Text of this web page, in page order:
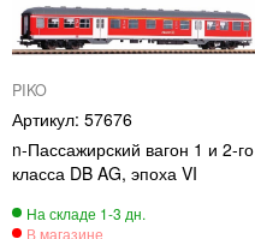
PIKO
57676
n-Пассажирский вагон 1 и 2-го
класса DB AG, эпоха VI